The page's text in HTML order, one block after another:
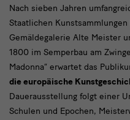
der
bis
1800
mit
der
Gemäldegalerie
Alte
Meister
und
Nach sieben Jahren
Staatlichen
Gemäldegalerie Alte Meister
1800 im Semperbau am
Madonna“ erwartet das
die europäische
Dauerausstellung folgt einer
Schulen und Epochen,